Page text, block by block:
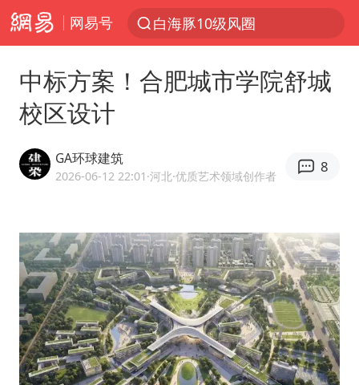
网易号
上半年我国经营主体结构持续优化
上海暴雨红色预警
上海：5号线16号线浦江线全线停运
王传君 《披荆斩棘》
上海有出现龙卷潜势
王艺迪2-4不敌张本美和止步4强
上门女婿出轨女邻居多年被判重婚罪
1枚就能让航母瘫痪 轰-6J实力有多强
以军士兵把枪口对准中国记者
中标方案！合肥城市学院舒城
校区设计
GA环球建筑
2026-06-12 22:01 ·河北·优质艺术领域创作者
8